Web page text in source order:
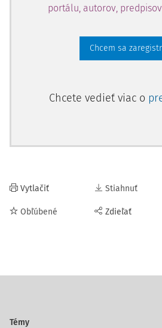
portálu, autorov, predpisov
Chcem sa
Chcete vedieť viac o
Vytlačiť
Obľúbené
Stiahnuť
Zdieľať
Témy